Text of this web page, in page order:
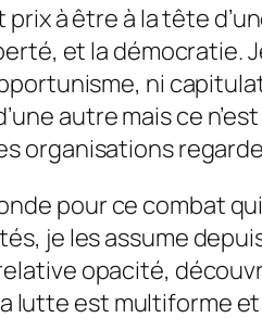
à être à la tête
et la
ni
autre mais ce
organisations
pour ce combat
je les assume
opacité,
lutte est multiforme